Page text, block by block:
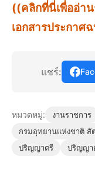
((คลิกที่นี่เพื่ออ่าน
เอกสารประกาศ
แชร์:
หมวดหมู่: งานราชการ
กรมอุทยานแห่งชาติ สั
ปริญญาตรี
ปริญญา